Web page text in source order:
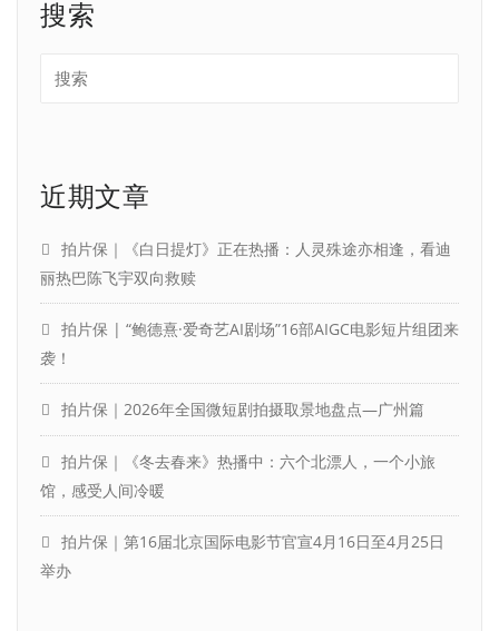
搜索
近期文章
拍片保｜《白日提灯》正在热播：人灵殊途亦相逢，看迪
丽热巴陈飞宇双向救赎
拍片保 | “鲍德熹·爱奇艺AI剧场”16部AIGC电影短片组团来
袭！
拍片保｜2026年全国微短剧拍摄取景地盘点—广州篇
拍片保｜《冬去春来》热播中：六个北漂人，一个小旅
馆，感受人间冷暖
拍片保｜第16届北京国际电影节官宣4月16日至4月25日
举办